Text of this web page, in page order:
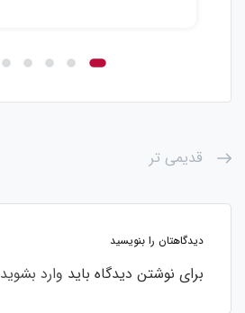
قدیمی تر
دیدگاهتان را بنویسید
برای نوشتن دیدگاه باید وارد بشوید